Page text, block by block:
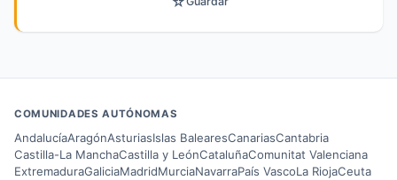
COMUNIDADES AUTÓNOMAS
AndalucíaAragónAsturiasIslas BalearesCanariasCantabria
Castilla-La ManchaCastilla y LeónCataluñaComunitat Valenciana
ExtremaduraGaliciaMadridMurciaNavarraPaís VascoLa RiojaCeuta